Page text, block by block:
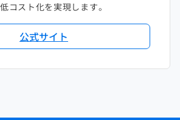
コスト化を実現します。
公式サイト